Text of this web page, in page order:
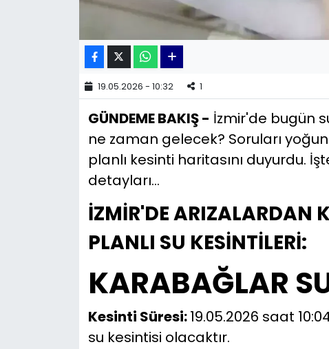
19.05.2026 - 10:32 1
GÜNDEME BAKIŞ - İzmir'de bugün
ne zaman gelecek? Soruları
planlı kesinti haritasını duyurdu.
detayları...
İZMİR'DE ARIZALARDAN
PLANLI SU KESİNTİLERİ:
KARABAĞLAR
Kesinti Süresi:19.05.2026 saat
su kesintisi olacaktır.
TEKNOLOJİ
Yaşam
YEREL POLİTİKA
YEREL YÖNETİMLER